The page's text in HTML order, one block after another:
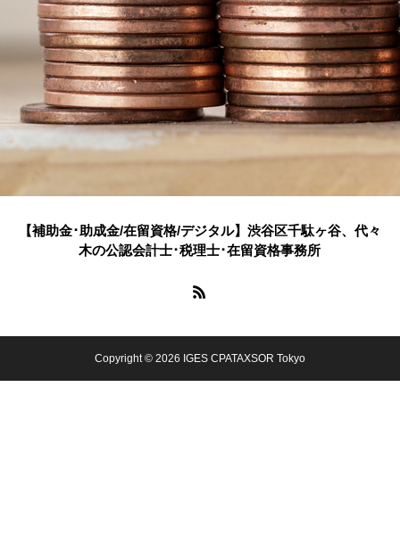
【補助金･助成金/在留資格/デジタル】渋谷区千駄ヶ谷、代々
木の公認会計士･税理士･在留資格事務所
Copyright © 2026 IGES CPATAXSOR Tokyo